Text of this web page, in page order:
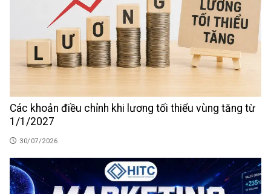
Các khoản điều chỉnh khi lương tối thiểu vùng tăng từ
1/1/2027
30/07/2026